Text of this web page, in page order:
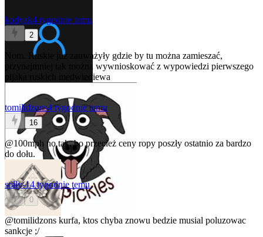
kodyak4 tygodnie temu
2
Nom. Ruskie już zauważyły gdzie by tu można zamieszać,
przynajmniej tak można wywnioskować z wypowiedzi pierwszego
pijaka ruskich medwiediewa
tomilidzons4 tygodnie temu
16
@100mph no tak, bo przecież ceny ropy poszły ostatnio za bardzo
do dołu.
solly-14 tygodnie temu
0
@tomilidzons kurfa, ktos chyba znowu bedzie musial poluzowac
sankcje ;/